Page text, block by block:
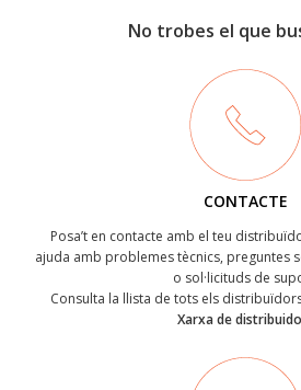
No trobes el que
CONTACTE
Posa’t en contacte amb el teu
ajuda amb problemes tècnics, preguntes
o sol·licituds de
Consulta la llista de tots els
Xarxa de